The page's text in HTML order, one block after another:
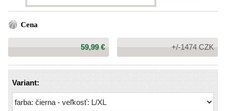
Cena
Cena:
59,99 € +/-1474 CZK
Variant: